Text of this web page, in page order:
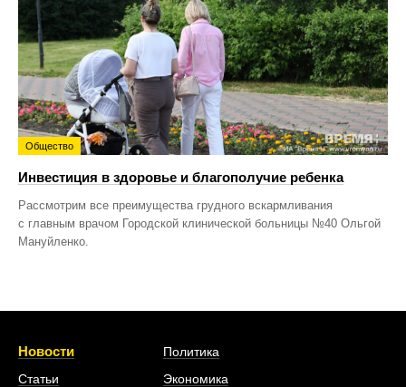
Общество
Инвестиция в здоровье и благополучие ребенка
Рассмотрим все преимущества грудного вскармливания
с главным врачом Городской клинической больницы №40 Ольгой
Мануйленко.
Новости
Статьи
Политика
Экономика